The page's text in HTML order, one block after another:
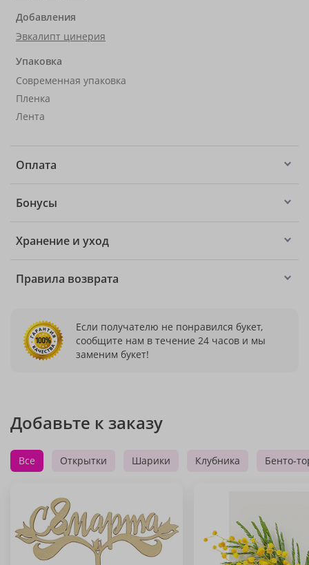
Добавления
Эвкалипт цинерия
Упаковка
Современная упаковка
Пленка
Лента
Оплата
Бонусы
Хранение и уход
Правила возврата
Если получателю не понравился букет,
сообщите нам в течение 24 часов и мы
заменим букет!
Добавьте к заказу
Все Открытки Шарики Клубника Бенто-